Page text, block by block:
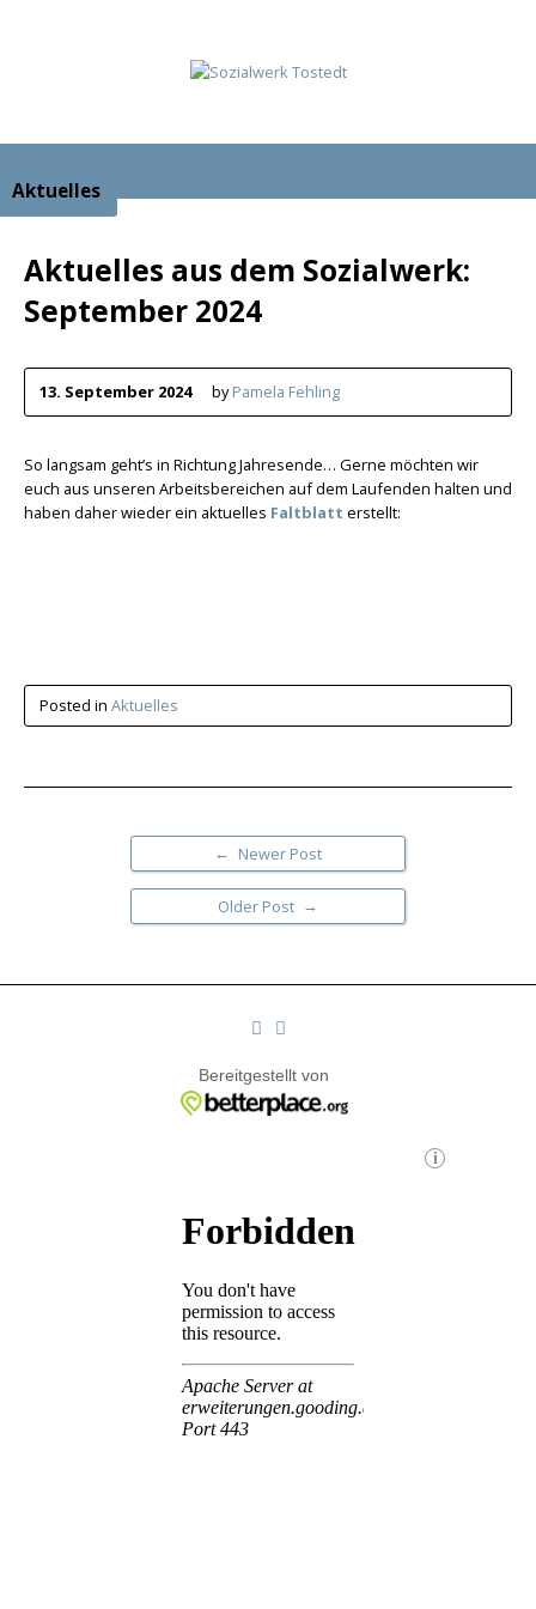
Aktuelles
Aktuelles aus dem Sozialwerk:
September 2024
13. September 2024 byPamela Fehling
So langsam geht’s in Richtung Jahresende… Gerne möchten wir
euch aus unseren Arbeitsbereichen auf dem Laufenden halten und
haben daher wieder ein aktuelles Faltblatt erstellt:
Posted in Aktuelles
← Newer Post
Older Post →